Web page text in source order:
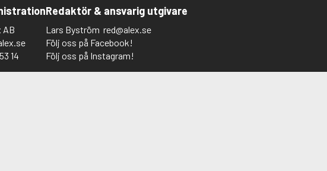
AB
14
Redaktör & ansvarig utgivare
Lars Byström red@alex.se
Följ oss på Facebook!
Följ oss på Instagram!